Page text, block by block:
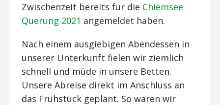
Zwischenzeit bereits für die Chiemsee
Querung 2021 angemeldet haben.
Nach einem ausgiebigen Abendessen in
unserer Unterkunft fielen wir ziemlich
schnell und müde in unsere Betten.
Unsere Abreise direkt im Anschluss an
das Frühstück geplant. So waren wir